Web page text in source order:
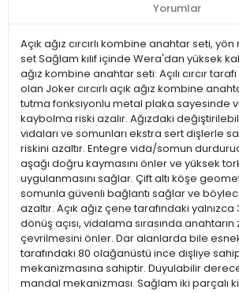
Yorumlar
Açık ağız cırcırlı kombine anahtar seti, yön
set Sağlam kılıf içinde Wera'dan yüksek
ağız kombine anahtar seti: Açılı cırcır
olan Joker cırcırlı açık ağız kombine
tutma fonksiyonlu metal plaka sayesinde
kaybolma riski azalır. Ağızdaki
vidaları ve somunları ekstra sert dişlerle
riskini azaltır. Entegre vida/somun
aşağı doğru kaymasını önler ve yüksek
uygulanmasını sağlar. Çift altı köşe
somunla güvenli bağlantı sağlar ve
azaltır. Açık ağız çene tarafındaki
dönüş açısı, vidalama sırasında anahtarın
çevrilmesini önler. Dar alanlarda bile
tarafındaki 80 olağanüstü ince dişliye sahip
mekanizmasına sahiptir. Duyulabilir
mandal mekanizması. Sağlam iki parçalı